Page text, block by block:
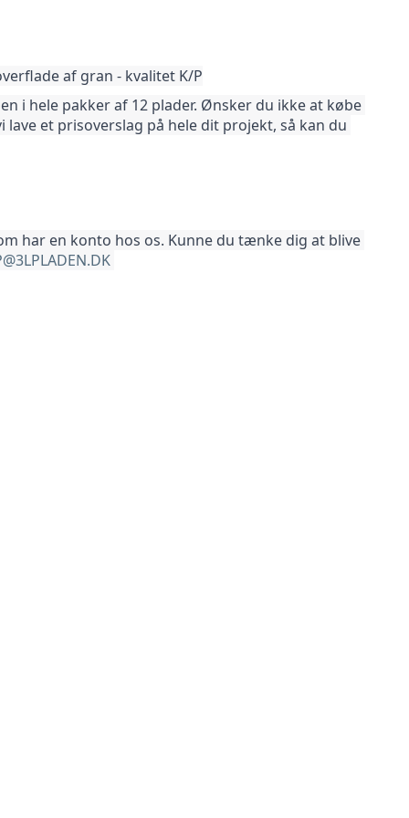
af gran - kvalitet K/P
i hele pakker af 12 plader. Ønsker du ikke at købe
lave et prisoverslag på hele dit projekt, så kan du
har en konto hos os. Kunne du tænke dig at blive